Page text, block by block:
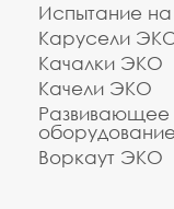
Испытание
Карусели
Качалки ЭКО
Качели ЭКО
оборудование
Воркаут ЭКО